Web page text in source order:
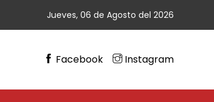
Jueves, 06 de Agosto del 2026
Gran Cierre De Vacaciones En Chimbas
Facebook Instagram